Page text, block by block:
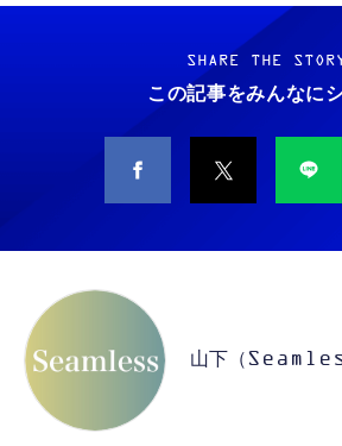
【整備済み品】 Apple
エロー SIMフリー 5G対
￥56,051
3.5インチ NAS丶パソコ
ハードディスク 保証1年
HDMI/DisplayPort/VGA
ライトカット & フリッカ
￥8,520
リズム天国 ミラクルスタ
￥5,645
リズム天国 ミラクルスタ
￥6,897
中古パソコン TcaraT Ｈ
SFF 第12世代 Core i7 メ
M.2 SSD 512GB WPS
C Windows11 デスクトッ
み品)
￥99,800
【ミニpc 最新第12世代
高速】BMAX ミニpc
￥39,999
チ タッチパネル デスクト
i7 FHD 1920x1080P
搭載 一体型パソコン 高度
SHARE THE
この記事をみんなに
山下（